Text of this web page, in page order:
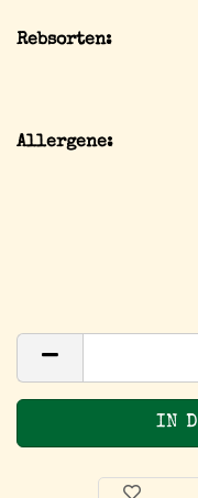
Rebsorten:
Allergene: